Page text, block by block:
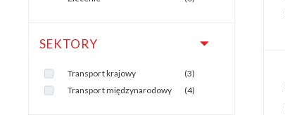
SEKTORY
Transport krajowy
(3)
Transport międzynarodowy
(4)